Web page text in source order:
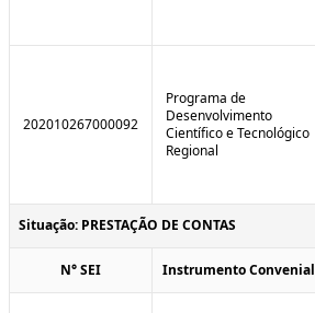
202010267000092
Programa de
Desenvolvimento
Científico e Tecnológico
Regional
Situação: PRESTAÇÃO DE CONTAS
N° SEI Instrumento Convenial